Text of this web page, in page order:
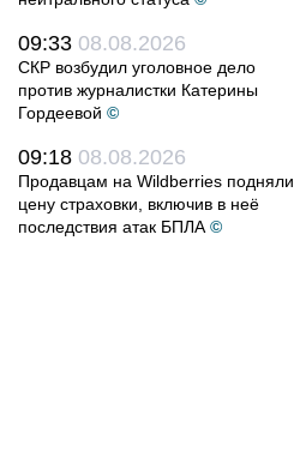
09:33 08.08.2026
СКР возбудил уголовное дело
против журналистки Катерины
Гордеевой ©
09:18 08.08.2026
Продавцам на Wildberries подняли
цену страховки, включив в неё
последствия атак БПЛА ©